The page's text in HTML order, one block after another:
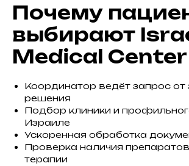
Почему
выбирают
Medical Center
Координатор ведёт запрос от
решения
Подбор клиники и
Израиле
Ускоренная обработка
Проверка наличия
терапии